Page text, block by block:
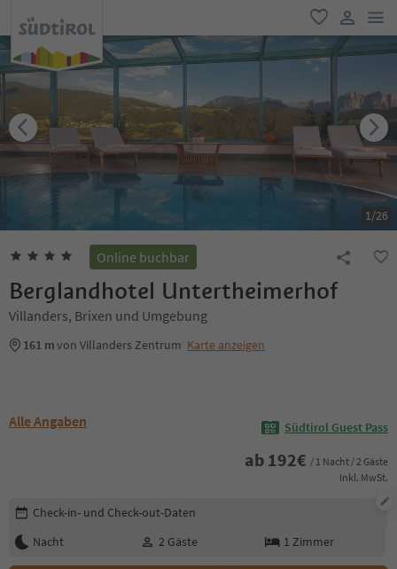
favorit
user link
1/26
Online buchbar
Berglandhotel Untertheimerhof
Villanders, Brixen und Umgebung
161 mvon Villanders Zentrum Karte anzeigen
Alle Angaben Südtirol Guest Pass
ab 192€ / 1 Nacht / 2 Gäste
Inkl. MwSt.
Buchungsdetails bearbeiten
Check-in- und Check-out-Daten
Nacht
2 Gäste 1 Zimmer